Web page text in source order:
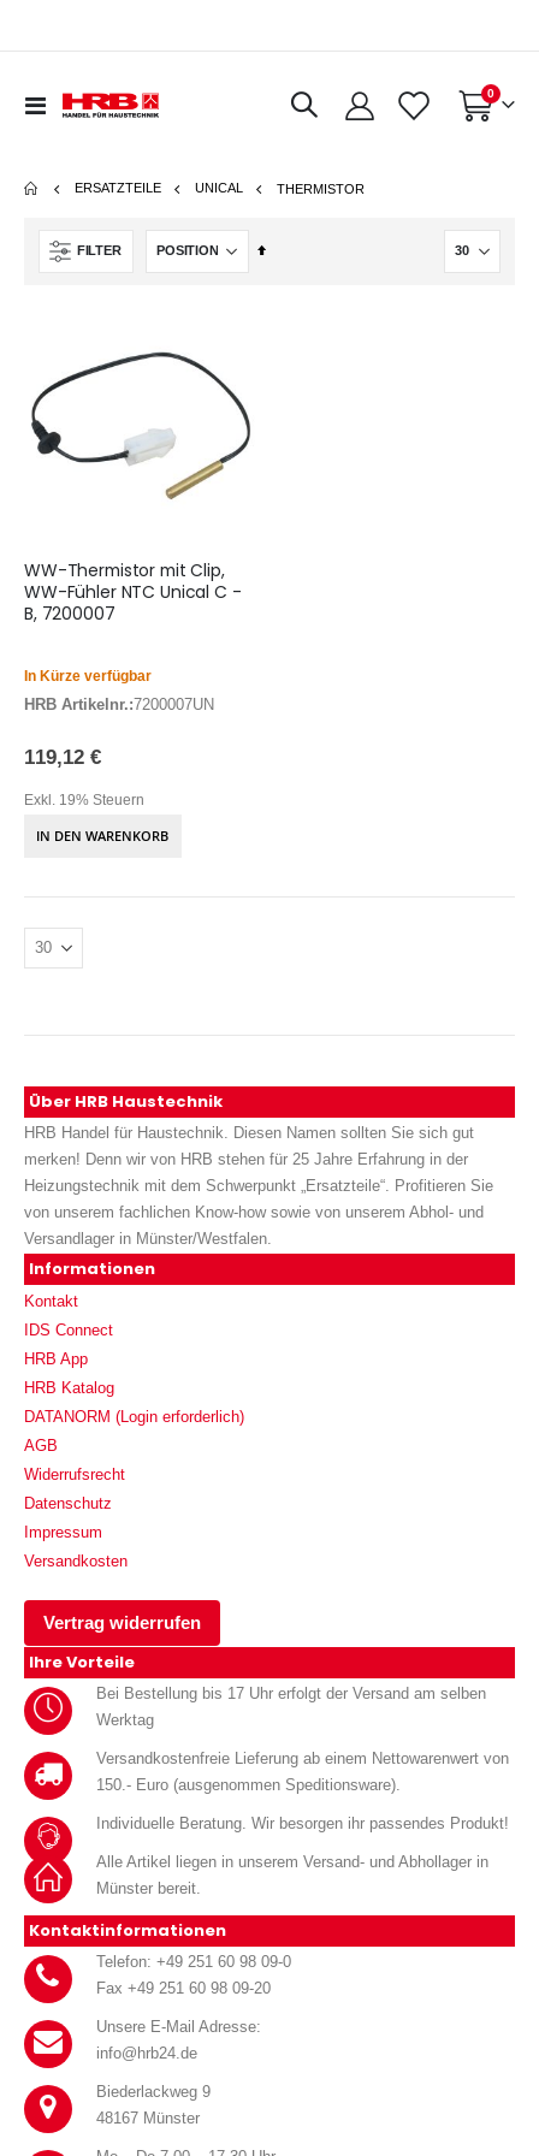
Navigation
Warenkorb
0Artikel
ERSATZTEILE UNICAL THERMISTOR
FILTER
In
WW-Thermistor mit Clip,
WW-Fühler NTC Unical C -
B, 7200007
In Kürze verfügbar
HRB Artikelnr.:7200007UN
119,12 €
Exkl. 19% Steuern
IN DEN WARENKORB
Über HRB Haustechnik
HRB Handel für Haustechnik. Diesen Namen sollten Sie sich gut
merken! Denn wir von HRB stehen für 25 Jahre Erfahrung in der
Heizungstechnik mit dem Schwerpunkt „Ersatzteile“. Profitieren Sie
von unserem fachlichen Know-how sowie von unserem Abhol- und
Versandlager in Münster/Westfalen.
Informationen
Kontakt
IDS Connect
HRB App
HRB Katalog
DATANORM (Login erforderlich)
AGB
Widerrufsrecht
Datenschutz
Impressum
Versandkosten
Vertrag widerrufen
Ihre Vorteile
Bei Bestellung bis 17 Uhr erfolgt der Versand am selben
Werktag
Versandkostenfreie Lieferung ab einem Nettowarenwert von
150.- Euro (ausgenommen Speditionsware).
Individuelle Beratung. Wir besorgen ihr passendes Produkt!
Alle Artikel liegen in unserem Versand- und Abhollager in
Münster bereit.
Kontaktinformationen
Telefon: +49 251 60 98 09-0
Fax +49 251 60 98 09-20
Unsere E-Mail Adresse:
info@hrb24.de
Biederlackweg 9
48167 Münster